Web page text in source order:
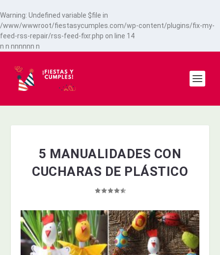
Warning: Undefined variable $file in
/www/wwwroot/fiestasycumples.com/wp-content/plugins/fix-my-
feed-rss-repair/rss-feed-fixr.php on line 14
n n nnnnnn n
5 MANUALIDADES CON
CUCHARAS DE PLÁSTICO